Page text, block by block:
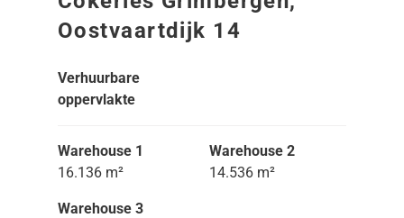
Oostvaartdijk 14
Verhuurbare
oppervlakte
Warehouse 1
16.136 m²
Warehouse 2
14.536 m²
Warehouse 3